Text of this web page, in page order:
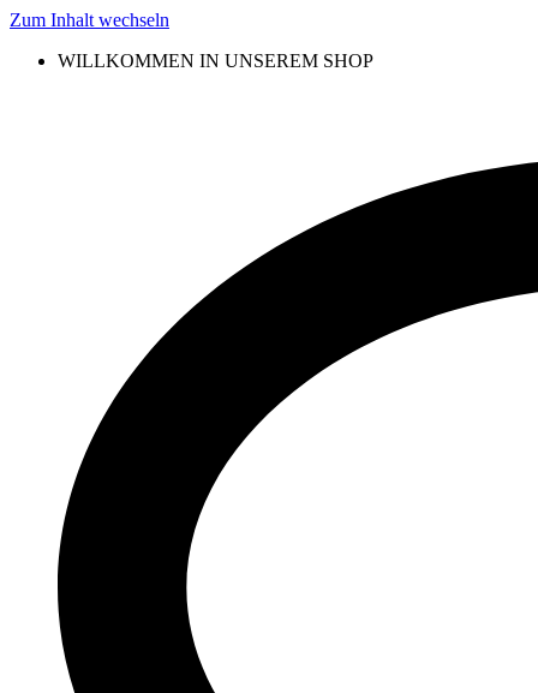
Zum Inhalt wechseln
WILLKOMMEN IN UNSEREM SHOP